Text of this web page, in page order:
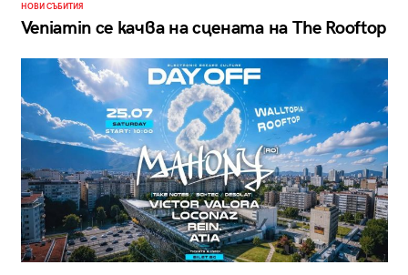
НОВИ СЪБИТИЯ
Veniamin се качва на сцената на The Rooftop